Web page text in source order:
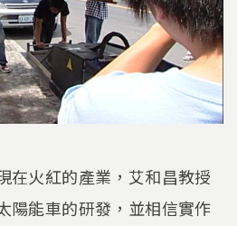
在火紅的產業，艾和昌教授
陽能車的研發，並相信實作